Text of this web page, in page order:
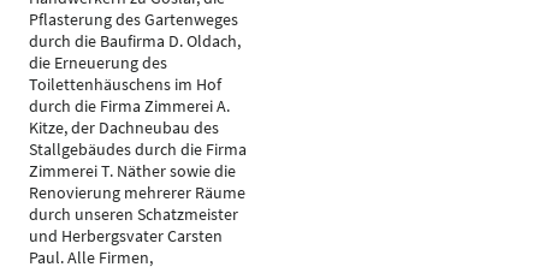
Pflasterung des Gartenweges
durch die Baufirma D. Oldach,
die Erneuerung des
Toilettenhäuschens im Hof
durch die Firma Zimmerei A.
Kitze, der Dachneubau des
Stallgebäudes durch die Firma
Zimmerei T. Näther sowie die
Renovierung mehrerer Räume
durch unseren Schatzmeister
und Herbergsvater Carsten
Paul. Alle Firmen,